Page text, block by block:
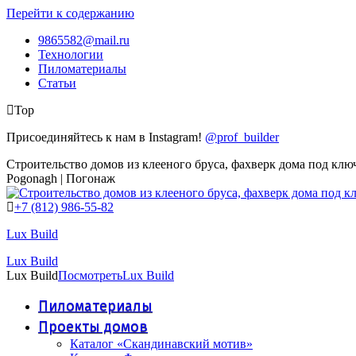
Перейти к содержанию
9865582@mail.ru
Технологии
Пиломатериалы
Статьи
Top
Присоединяйтесь к нам в Instagram! @prof_builder
Строительство домов из клееного бруса, фахверк дома под
Pogonagh | Погонаж
+7 (812) 986-55-82
Lux Build
Lux Build
Lux BuildПосмотретьLux Build
Пиломатериалы
Проекты домов
Каталог «Скандинавский мотив»